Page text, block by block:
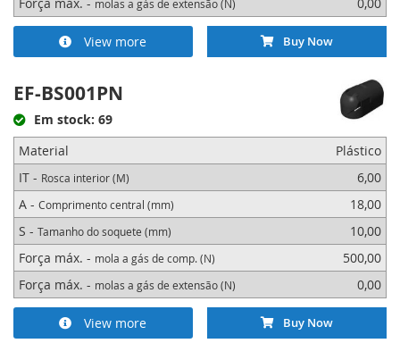
Força máx. - molas a gás de extensão (N) 0,00
View more Buy Now
EF-BS001PN
Em stock: 69
Material
Plástico
IT - Rosca interior (M)
6,00
A - Comprimento central (mm)
18,00
S - Tamanho do soquete (mm)
10,00
Força máx. - mola a gás de comp. (N)
500,00
Força máx. - molas a gás de extensão (N) 0,00
View more Buy Now